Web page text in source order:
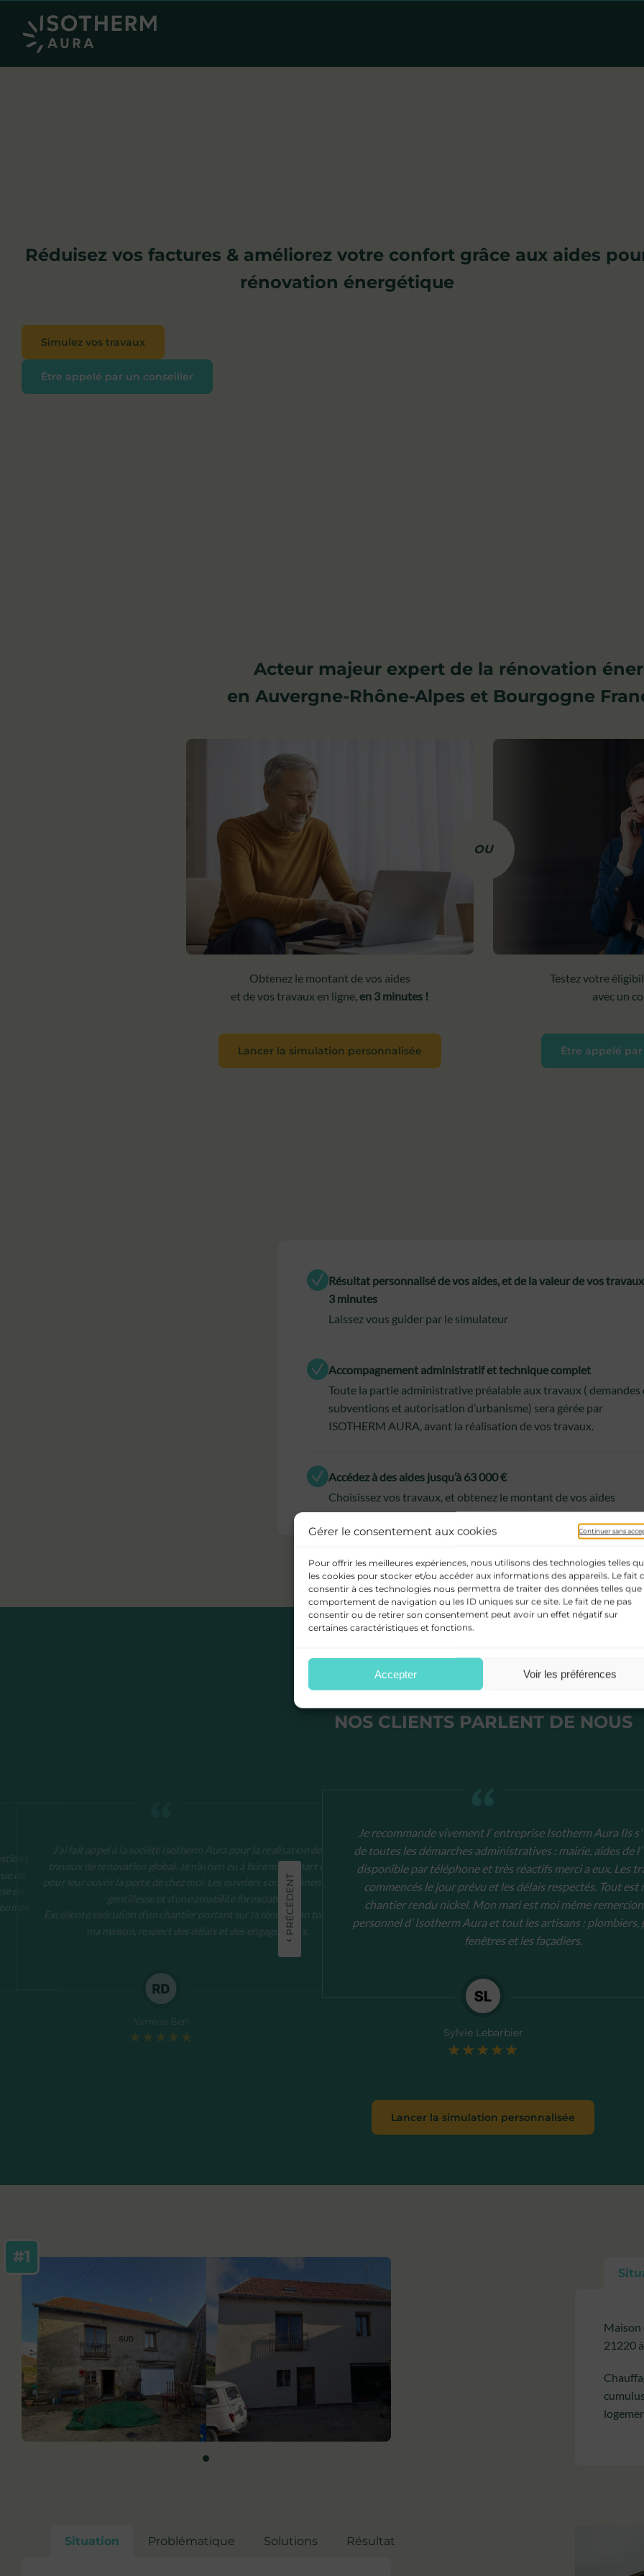
Gérer le consentement aux cookies Continuer sans
Pour offrir les meilleures expériences, nous utilisons des technologies telles
les cookies pour stocker et/ou accéder aux informations des appareils. Le fait
consentir à ces technologies nous permettra de traiter des données telles que
comportement de navigation ou les ID uniques sur ce site. Le fait de ne pas
consentir ou de retirer son consentement peut avoir un effet négatif sur
certaines caractéristiques et fonctions.
Accepter Voir les préférences
Réduisez vos factures & améliorez votre confort grâce aux aides
rénovation énergétique
Simulez vos travaux
Être appelé par un conseiller
Acteur majeur expert de la rénovation
en Auvergne-Rhône-Alpes et Bourgogne
Obtenez le montant de vos aides
et de vos travaux en ligne, en 3 minutes !
Lancer la simulation personnalisée
OU
Testez votre
avec un
Être appelé
Résultat personnalisé de vos aides, et de la valeur de vos
3 minutes
Laissez vous guider par le simulateur
Accompagnement administratif et technique complet
Toute la partie administrative préalable aux travaux ( demandes
subventions et autorisation d’urbanisme) sera gérée par
ISOTHERM AURA, avant la réalisation de vos travaux.
Accédez à des aides jusqu’à 63 000 €
Choisissez vos travaux, et obtenez le montant de vos aides
NOS CLIENTS PARLENT DE NOUS
PRÉCÉDENT
de
en
J’ai fait appel à la société Isotherm Aura pour la réalisation de mes
travaux de rénovation global. Je n’ai rien eu à faire mise à part être là
pour leur ouvrir la porte de chez moi. Les ouvriers sont vraiment d’une
gentillesse et d’une amabilité formidable.
Excellente exécution d’un chantier portant sur la rénovation totale de
ma maison, respect des délais et des engagements.
Yamina Ben
Je recommande vivement l’ entreprise Isotherm Aura Ils
de toutes les démarches administratives : mairie, aides de
disponible par téléphone et très réactifs merci a eux. Les
commencés le jour prévu et les délais respectés. Tout
chantier rendu nickel. Mon mari est moi même
personnel d’ Isotherm Aura et tout les artisans : plombiers,
fenêtres et les façadiers.
Sylvie Lebarbier
Lancer la simulation personnalisée
#1
Maison
21220
Situation Problématique Solutions Résultat